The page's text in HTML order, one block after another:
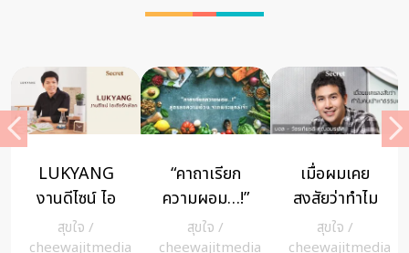
“คาถาเรียก
ความผอม…!”
สูตรลดความ
cheewajitmedia
เมื่อผมเคย
สงสัยว่าทำไม
คนเข้าหา
cheewajitmedia
ปัญหาธร
ประจำวัน
เปิด คลิป